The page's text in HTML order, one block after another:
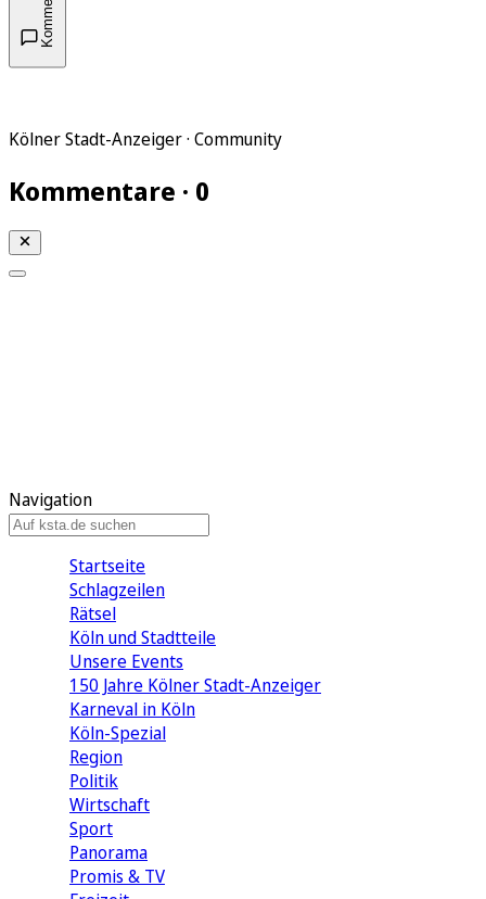
Kölner Stadt-Anzeiger · Community
Kommentare · 0
Navigation
Startseite
Schlagzeilen
Rätsel
Köln und Stadtteile
Unsere Events
150 Jahre Kölner Stadt-Anzeiger
Karneval in Köln
Köln-Spezial
Region
Politik
Wirtschaft
Sport
Panorama
Promis & TV